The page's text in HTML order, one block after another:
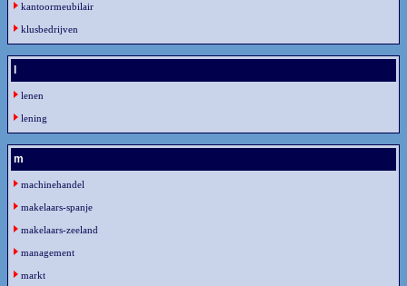
kantoormeubilair
klusbedrijven
lenen
lening
m
machinehandel
makelaars-spanje
makelaars-zeeland
management
markt